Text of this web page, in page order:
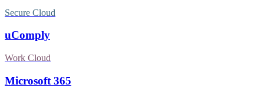
Secure Cloud
uComply
Work Cloud
Microsoft 365